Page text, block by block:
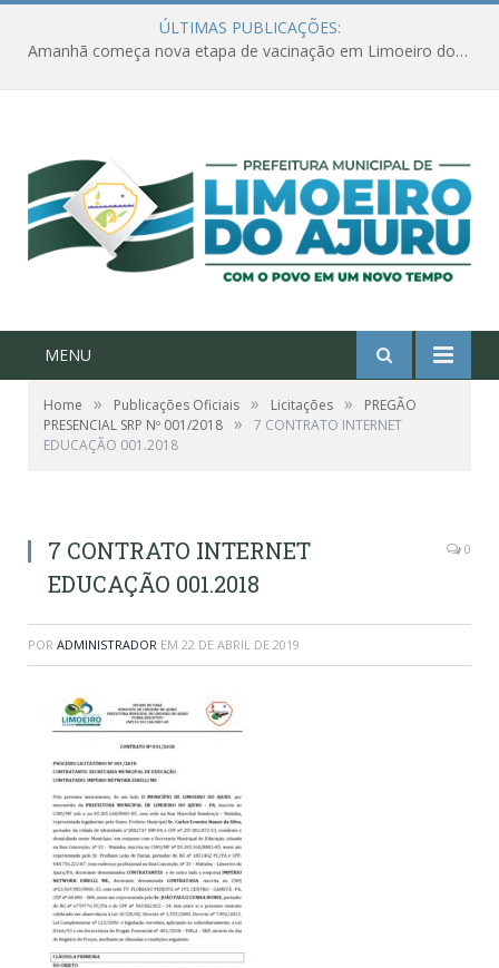
ÚLTIMAS PUBLICAÇÕES:
Amanhã começa nova etapa de vacinação em Limoeiro do Ajuru para idosos com 65 ou mais
MENU
Home » Publicações Oficiais » Licitações »
PREGÃO
PRESENCIAL SRP Nº 001/2018 »
7 CONTRATO INTERNET
EDUCAÇÃO 001.2018
7 CONTRATO INTERNET
EDUCAÇÃO 001.2018
0
POR ADMINISTRADOR EM 22 DE ABRIL DE 2019